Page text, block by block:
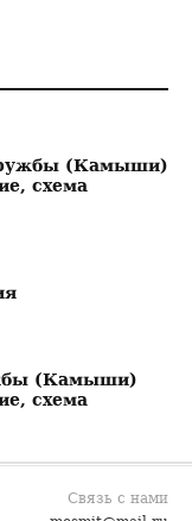
(Камыши)
схема
(Камыши)
схема
Связь с нами